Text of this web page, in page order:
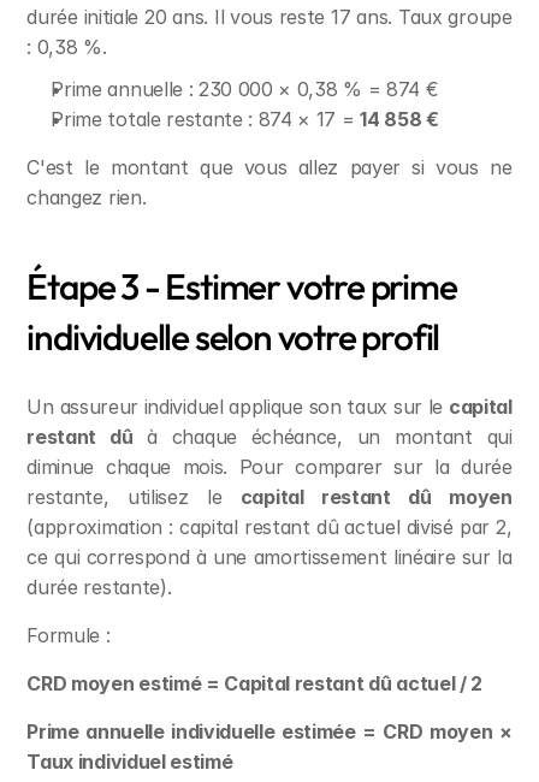
durée initiale 20 ans. Il vous reste 17 ans. Taux groupe
: 0,38 %.
Prime annuelle : 230 000 × 0,38 % = 874 €
Prime totale restante : 874 × 17 = 14 858 €
C'est le montant que vous allez payer si vous ne
changez rien.
Étape 3 - Estimer votre prime
individuelle selon votre profil
Un assureur individuel applique son taux sur le capital
restant dû à chaque échéance, un montant qui
diminue chaque mois. Pour comparer sur la durée
restante, utilisez le capital restant dû moyen
(approximation : capital restant dû actuel divisé par 2,
ce qui correspond à une amortissement linéaire sur la
durée restante).
Formule :
CRD moyen estimé = Capital restant dû actuel / 2
Prime annuelle individuelle estimée = CRD moyen ×
Taux individuel estimé